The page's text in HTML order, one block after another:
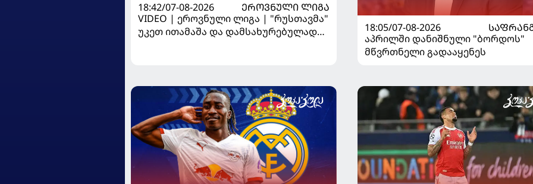
18:42/07-08-2026
ᲔᲠᲝᲕᲜᲣᲚᲘ ᲚᲘᲒᲐ
VIDEO | ეროვნული ლიგა | "რუსთავმა"
უკეთ ითამაშა და დამსახურებულად
18:05/07-08-2026
აპრილში დანიშნული "ბორდოს"
მწვრთნელი გადააყენეს